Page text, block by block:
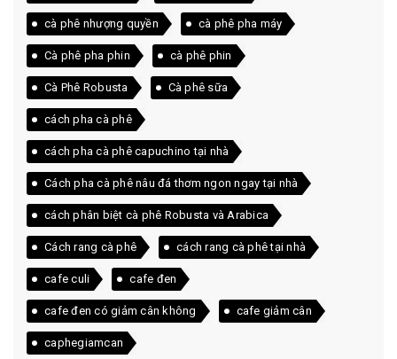
cà phê nhượng quyền cà phê pha máy
Cà phê pha phin cà phê phin
Cà Phê Robusta Cà phê sữa
cách pha cà phê
cách pha cà phê capuchino tại nhà
Cách pha cà phê nâu đá thơm ngon ngay tại nhà
cách phân biệt cà phê Robusta và Arabica
Cách rang cà phê cách rang cà phê tại nhà
cafe culi cafe đen
cafe đen có giảm cân không cafe giảm cân
caphegiamcan